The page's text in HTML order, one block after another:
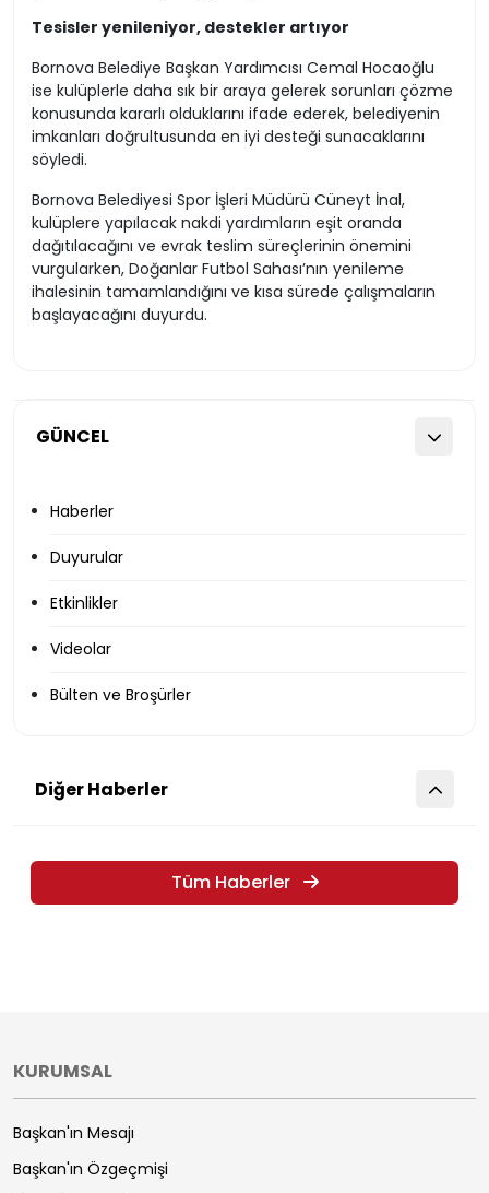
GÜNCEL
Haberler
Duyurular
Etkinlikler
Videolar
Bülten ve Broşürler
Tesisler yenileniyor, destekler artıyor
Bornova Belediye Başkan Yardımcısı Cemal Hocaoğlu
ise kulüplerle daha sık bir araya gelerek sorunları çözme
konusunda kararlı olduklarını ifade ederek, belediyenin
imkanları doğrultusunda en iyi desteği sunacaklarını
söyledi.
Bornova Belediyesi Spor İşleri Müdürü Cüneyt İnal,
kulüplere yapılacak nakdi yardımların eşit oranda
dağıtılacağını ve evrak teslim süreçlerinin önemini
vurgularken, Doğanlar Futbol Sahası’nın yenileme
ihalesinin tamamlandığını ve kısa sürede çalışmaların
başlayacağını duyurdu.
Diğer Haberler
Tüm Haberler
KURUMSAL
Başkan'ın Mesajı
Başkan'ın Özgeçmişi